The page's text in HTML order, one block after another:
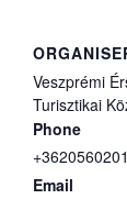
Veszprémi
Turisztikai
Phone
Email